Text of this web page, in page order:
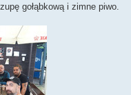
gołąbkową i zimne piwo.